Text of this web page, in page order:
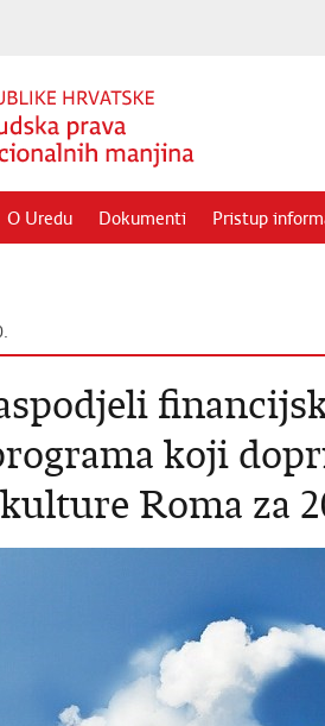
O Uredu Dokumenti Pristup
koji
Roma za